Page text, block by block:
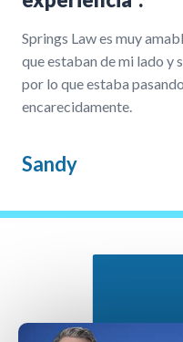
Springs Law es muy
que estaban de mi lado y
por lo que estaba
encarecidamente.
Sandy